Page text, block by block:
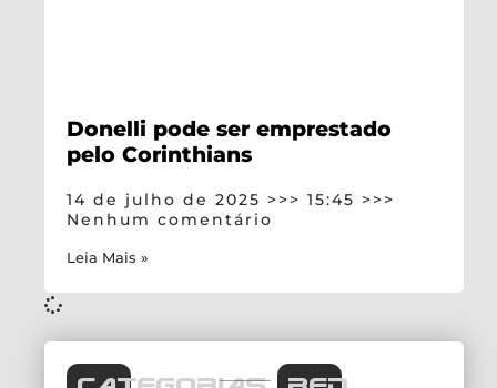
Donelli pode ser emprestado
pelo Corinthians
14 de julho de 2025
15:45
Nenhum comentário
Leia Mais »